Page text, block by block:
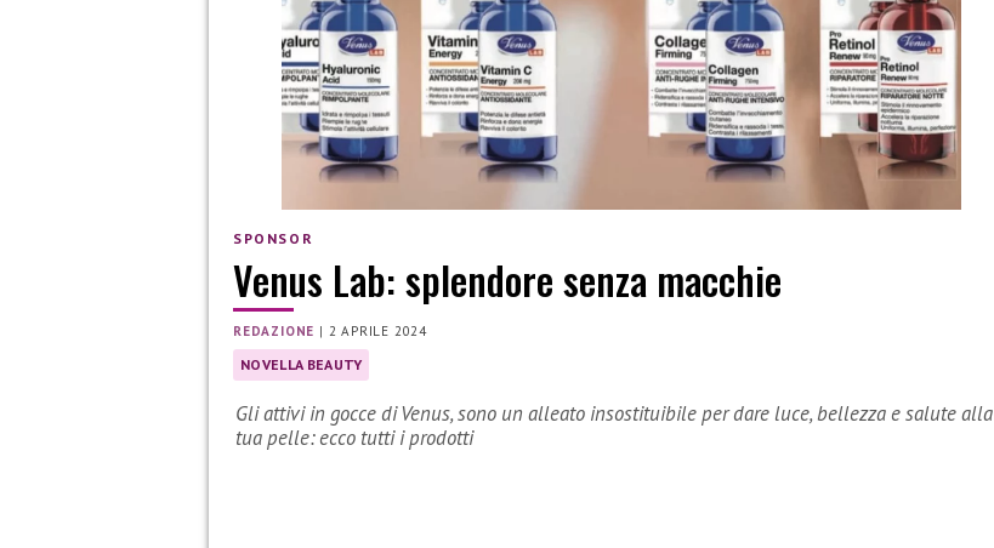
SPONSOR
Venus Lab: splendore senza macchie
REDAZIONE | 2 APRILE 2024
NOVELLA BEAUTY
Gli attivi in gocce di Venus, sono un alleato insostituibile per dare luce, bellezza e salute alla
tua pelle: ecco tutti i prodotti